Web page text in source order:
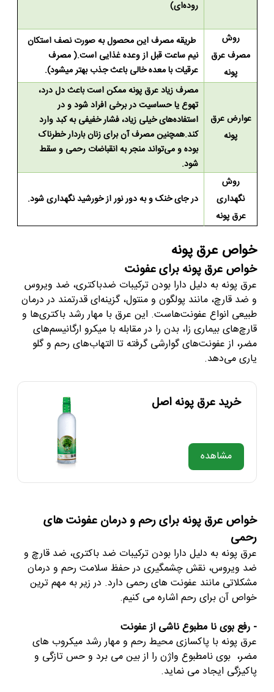
روده‌ای)
روش
مصرف عرق
پونه
طریقه مصرف این محصول به صورت نصف استکان
نیم ساعت قبل از وعده غذایی است.( مصرف
عرقیات با معده خالی باعث جذب بهتر میشود).
عوارض عرق
پونه
مصرف زیادعرق پونهممکن است باعث دل‌ درد،
تهوع یا حساسیت در برخی افراد شود و در
استفاده‌های خیلی زیاد، فشار خفیفی بهکبدوارد
کند.همچنین مصرف آن برای زنان باردار خطرناک
بوده و می‌تواند منجر به انقباضات رحمی و سقط
شود.
روش
نگهداری
عرق پونه
در جای خنک و به دور نور از خورشید نگهداری شود.
خواص عرق پونه
خواص عرق پونه برای عفونت
عرق پونه به دلیل دارا بودن ترکیبات ضدباکتری، ضد ویروس
و ضد قارچ، مانند پولگون و منتول، گزینه‌‌ای قدرتمند در درمان
طبیعی انواع عفونت‌هاست. این عرق با مهار رشد باکتری‌ها و
قارچ‌های بیماری زا، بدن را در مقابله با میکرو ارگانیسم‌های
مضر، از عفونت‌های گوارشی گرفته تا التهاب‌های رحم و گلو
یاری می‌دهد.
خرید عرق پونه اصل
مشاهده
خواص عرق پونه برای رحم و درمان عفونت های
رحمی
عرق پونه به دلیل دارا بودن ترکیبات ضد باکتری، ضد قارچ و
ضد ویروس، نقش چشمگیری در حفظ سلامت رحم و درمان
مشکلاتی مانند عفونت های رحمی دارد. در زیر به مهم ترین
خواص آن برای رحم اشاره می کنیم.
- رفع بوی نا مطبوع ناشی از عفونت
عرق پونه با پاکسازی محیط رحم و مهار رشد میکروب های
مضر، بوی نامطبوع واژن را از بین می برد و حس تازگی و
پاکیزگی ایجاد می نماید.